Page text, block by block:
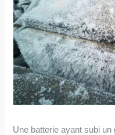
Une batterie ayant subi